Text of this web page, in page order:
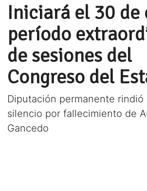
Iniciará el 30 de
período
de sesiones del
Congreso del
Diputación permanente rindió
silencio por fallecimiento de
Gancedo